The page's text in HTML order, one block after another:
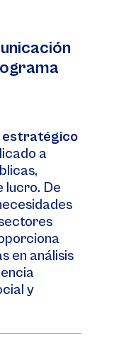
estratégico
a
lucro. De
en análisis
y